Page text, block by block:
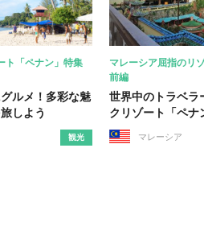
ト「ペナン」特集
ルメ！多彩な魅
しよう
観光
マレーシア屈指のリ
前編
世界中のトラベラ
クリゾート「ペナ
マレーシア